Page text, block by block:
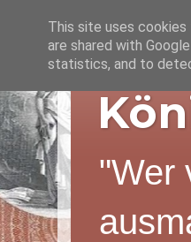
"Wer
This site uses
are shared with
statistics, and to